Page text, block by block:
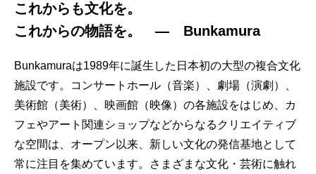
これからも文化を。
これからの物語を。 ― Bunkamura
Bunkamuraは1989年に誕生した日本初の大型の複合文化
施設です。コンサートホール（音楽）、劇場（演劇）、
美術館（美術）、映画館（映像）の各施設をはじめ、カ
フェやアート関連ショップなどからなるクリエイティブ
な空間は、オープン以来、新しい文化の発信基地として
常に注目を集めています。さまざまな文化・芸術に触れ